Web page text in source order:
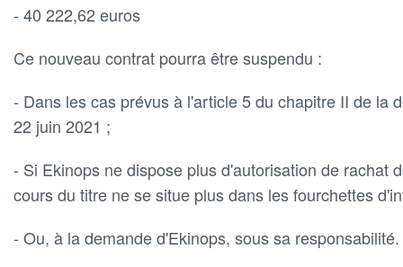
- 40 222,62 euros
Ce nouveau contrat pourra être suspendu :
- Dans les cas prévus à l'article 5 du chapitre II de la
22 juin 2021 ;
- Si Ekinops ne dispose plus d'autorisation de rachat
cours du titre ne se situe plus dans les fourchettes
- Ou, à la demande d'Ekinops, sous sa responsabilité.